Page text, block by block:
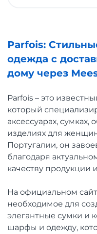
Parfois:
одежда с
дому через
Parfois – это
который
аксессуарах,
изделиях для
Португалии, он
благодаря
качеству продукции
На официальном
необходимое для
элегантные сумки и
шарфы и одежду,